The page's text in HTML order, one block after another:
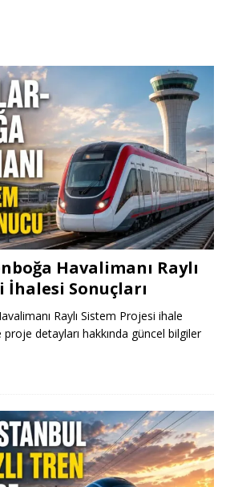
Havalimanı Raylı
İhalesi Sonuçları
Raylı Sistem Projesi ihale
proje detayları hakkında güncel bilgiler